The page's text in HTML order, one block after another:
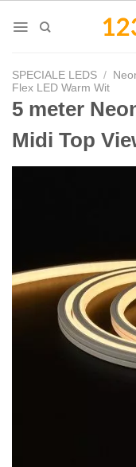
SPECIALE LEDS /
Flex LED Warm Wit
5 meter
Midi Top